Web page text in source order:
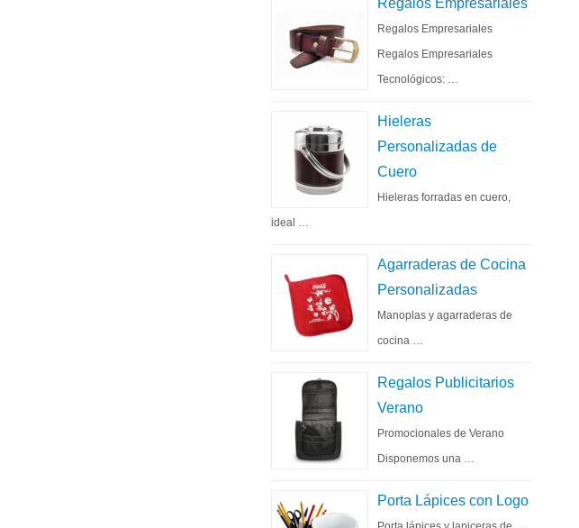
Regalos Empresariales
Regalos Empresariales
Regalos Empresariales
Tecnológicos: …
Hieleras
Personalizadas de
Cuero
Hieleras forradas en cuero,
ideal …
Agarraderas de Cocina
Personalizadas
Manoplas y agarraderas de
cocina …
Regalos Publicitarios
Verano
Promocionales de Verano
Disponemos una …
Porta Lápices con Logo